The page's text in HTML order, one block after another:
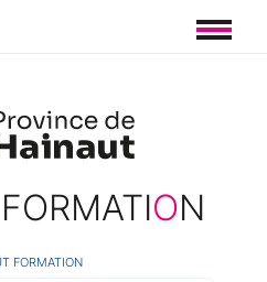
ON
FORMATION